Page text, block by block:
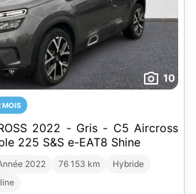
10
MOIS
2022 - Gris - C5 Aircross
225 S&S e-EAT8 Shine
2022 76 153 km
Hybride